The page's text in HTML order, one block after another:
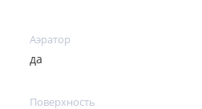
Аэратор
да
Поверхность